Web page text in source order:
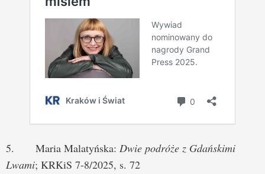
5. Maria Malatyńska: Dwie podróże z Gdańskimi
Lwami; KRKiS 7-8/2025, s. 72